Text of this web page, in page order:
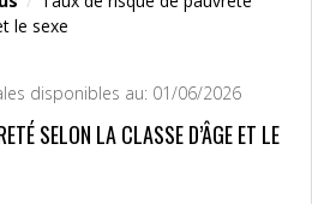
le sexe
disponibles au: 01/06/2026
SELON LA CLASSE D’ÂGE ET LE